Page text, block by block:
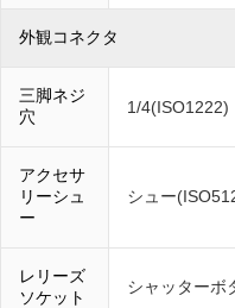
外観コネクタ
三脚ネジ
穴
1/4(ISO1222)
アクセサ
リーシュ
ー
シュー
レリーズ
ソケット
シャッターボ